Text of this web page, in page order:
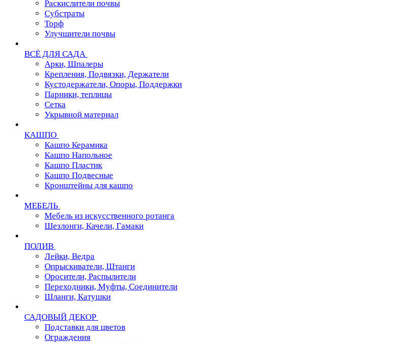
Раскислители почвы
Субстраты
Торф
Улучшители почвы
ВСЁ ДЛЯ САДА
Арки, Шпалеры
Крепления, Подвязки, Держатели
Кустодержатели, Опоры, Поддержки
Парники, теплицы
Сетка
Укрывной материал
КАШПО
Кашпо Керамика
Кашпо Напольное
Кашпо Пластик
Кашпо Подвесные
Кронштейны для кашпо
МЕБЕЛЬ
Мебель из искусственного ротанга
Шезлонги, Качели, Гамаки
ПОЛИВ
Лейки, Ведра
Опрыскиватели, Штанги
Оросители, Распылители
Переходники, Муфты, Соединители
Шланги, Катушки
САДОВЫЙ ДЕКОР
Подставки для цветов
Ограждения